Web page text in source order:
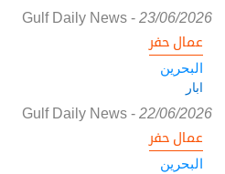
Gulf Daily News- 23/06/2026
عمال حفر
البحرين
ابار
Gulf Daily News- 22/06/2026
عمال حفر
البحرين